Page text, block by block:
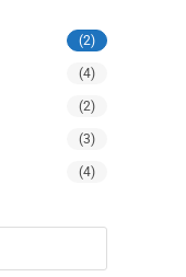
(2)
(4)
(2)
(3)
(4)